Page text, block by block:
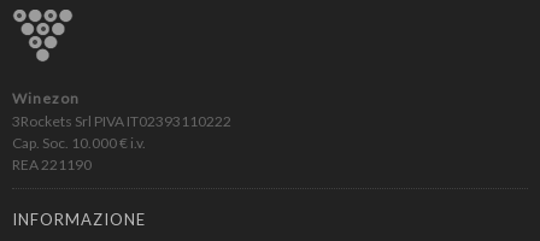
Insolia
Lacryma Christi
Lambrusco
Langhe
Lazio IGT
Marche IGT
Winezon
3Rockets Srl PIVA IT02393110222
Cap. Soc. 10.000 € i.v.
REA 221190
INFORMAZIONE